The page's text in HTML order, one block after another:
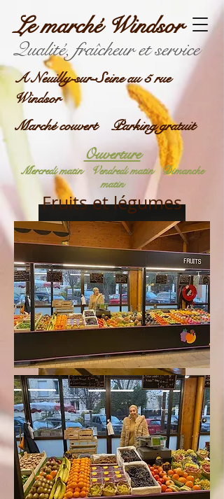
Le marché Windsor
Qualité, fraîcheur et service
A Neuilly-sur-Seine au 5 rue
Windsor
Marché couvert Parking gratuit
Ouverture
Mercredi matin Vendredi matinDimanche
matin
Fruits et légumes